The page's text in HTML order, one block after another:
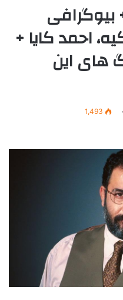
احمد کایا +
های این
۰ 1,493